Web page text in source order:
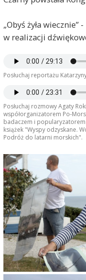
„Obyś żyła
w realizacji
Posłuchaj reportażu
Posłuchaj rozmowy Agaty
współorganizatorem Po-
badaczem i
książek "Wyspy odzyskane.
Podróż do latarni morskich".